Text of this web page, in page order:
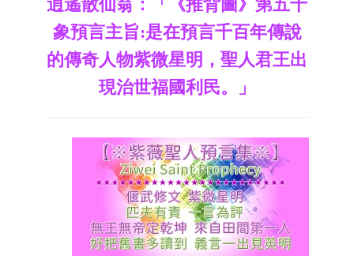
逍遙散仙翁：「《推背圖》第五十
象預言主旨:是在預言千百年傳說
的傳奇人物紫微星明，聖人君王出
現治世福國利民。」